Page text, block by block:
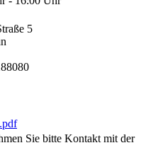
5
Sie bitte Kontakt mit der